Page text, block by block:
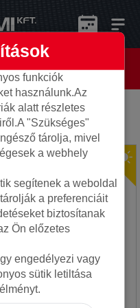
Vantra LT MO 6PR
funkciók
használunk.Az
alatt részletes
"Szükséges"
tárolja, mivel
a webhely
segítenek a weboldal
a preferenciáit
biztosítanak
Ön előzetes
engedélyezi vagy
sütik letiltása